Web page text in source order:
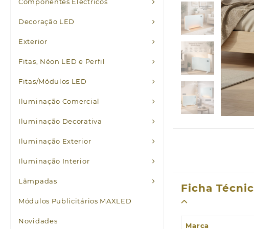
Decoração LED
Exterior
Fitas, Néon LED e Perfil
Fitas/Módulos LED
Iluminação Comercial
Iluminação Decorativa
Iluminação Exterior
Iluminação Interior
Lâmpadas
Módulos Publicitários MAXLED
Novidades
Ficha
Marca